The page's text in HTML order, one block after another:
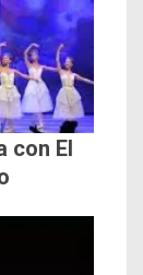
con El